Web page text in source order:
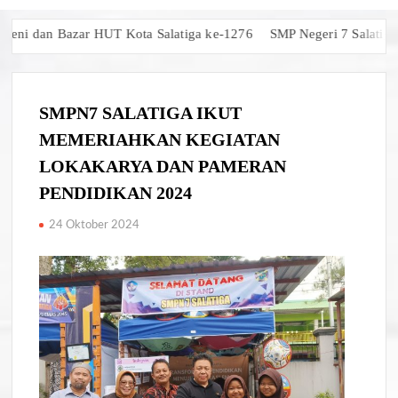
Bazar HUT Kota Salatiga ke-1276 SMP Negeri 7 Salatiga
SMPN7 SALATIGA IKUT
MEMERIAHKAN KEGIATAN
LOKAKARYA DAN PAMERAN
PENDIDIKAN 2024
24 Oktober 2024